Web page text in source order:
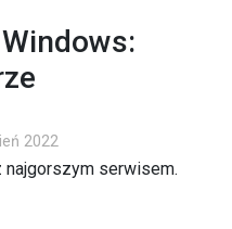
2022
najgorszym serwisem.